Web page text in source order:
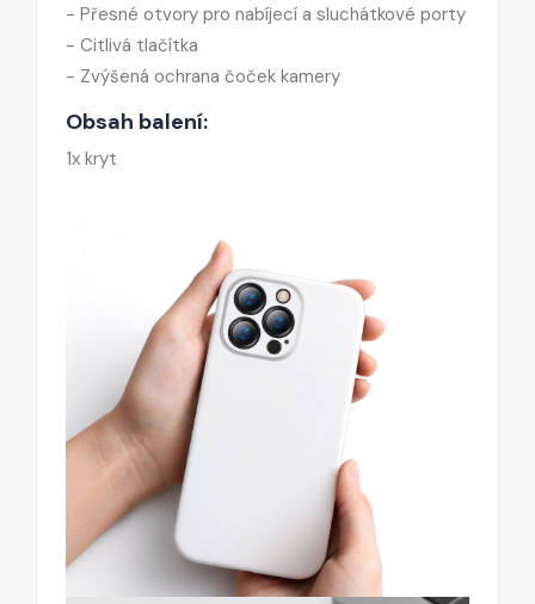
- Přesné otvory pro nabíjecí a sluchátkové porty
- Citlivá tlačítka
- Zvýšená ochrana čoček kamery
Obsah balení:
1x kryt